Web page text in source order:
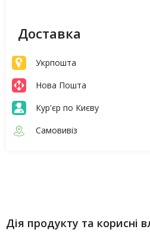
Доставка
Укрпошта
Нова Пошта
Кур'єр по Києву
Самовивіз
Дія продукту та корисні